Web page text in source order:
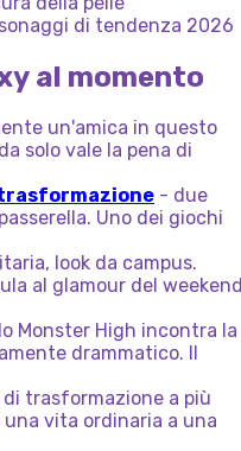
di tendenza 2026
al momento
un'amica in questo
solo vale la pena di
- due
Uno dei giochi
look da campus.
al glamour del weekend
Monster High incontra la
drammatico. Il
trasformazione a più
vita ordinaria a una